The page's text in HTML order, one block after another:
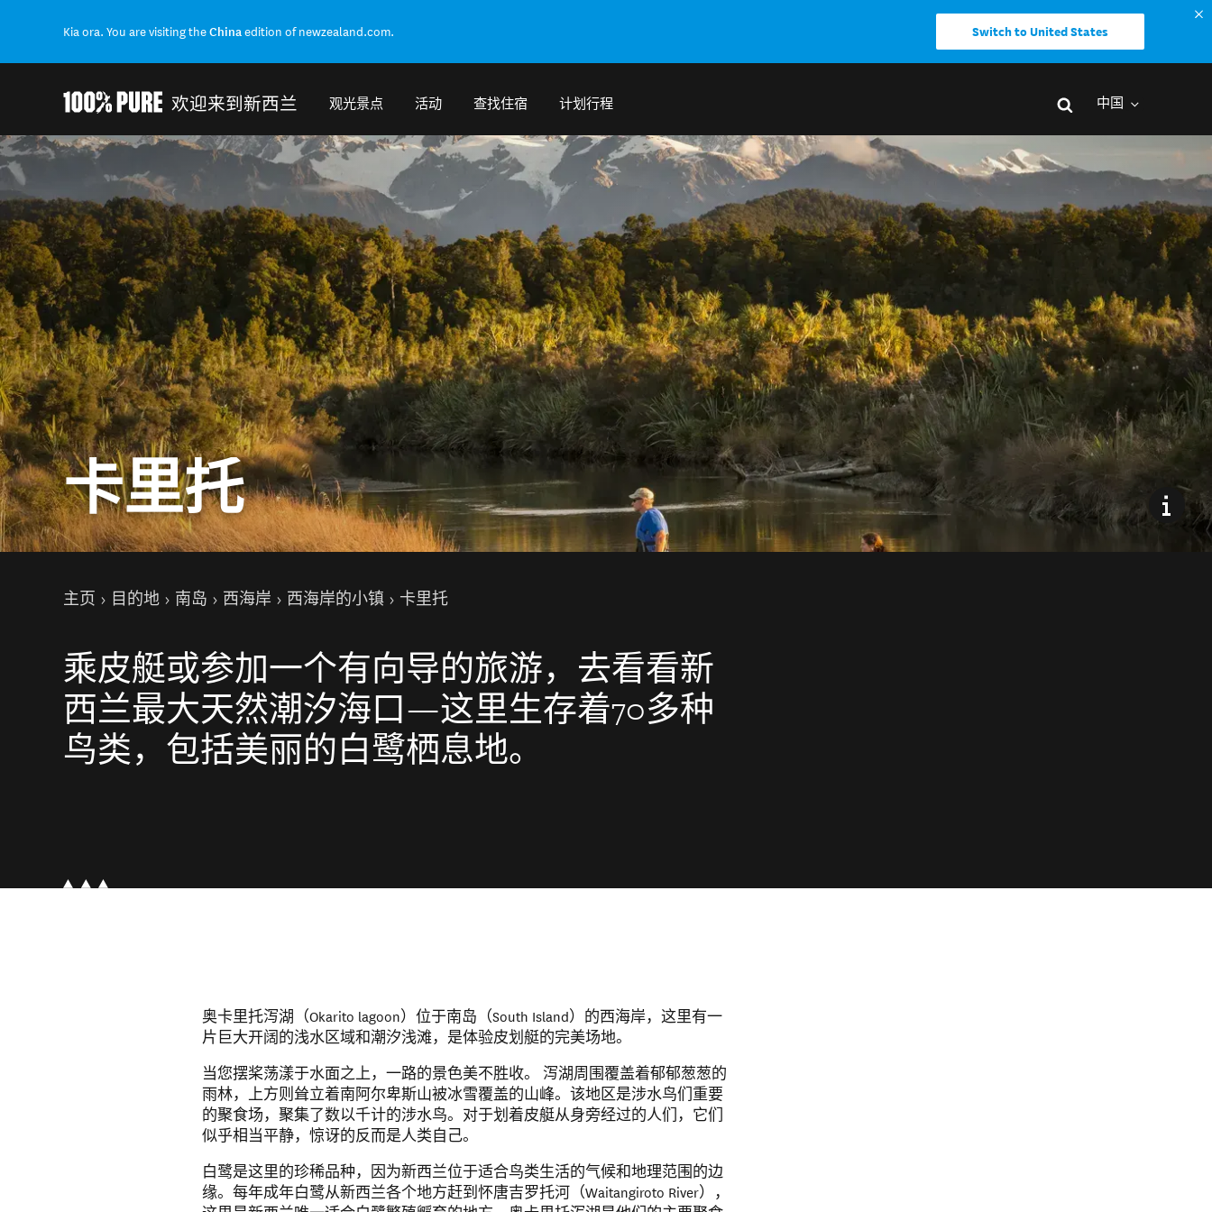
Kia ora. You are visiting theChinaedition of newzealand.com. Switch to United States
欢迎来到新西兰 观光景点 活动 查找住宿 计划行程 中国
Back to my results
卡里托
你的位置
主页 目的地 南岛 西海岸 西海岸的小镇 卡里托
乘皮艇或参加一个有向导的旅游，去看看新
西兰最大天然潮汐海口—这里生存着70多种
鸟类，包括美丽的白鹭栖息地。
奥卡里托泻湖（Okarito lagoon）位于南岛（South Island）的西海岸，这里有一
片巨大开阔的浅水区域和潮汐浅滩，是体验皮划艇的完美场地。
当您摆桨荡漾于水面之上，一路的景色美不胜收。 泻湖周围覆盖着郁郁葱葱的
雨林，上方则耸立着南阿尔卑斯山被冰雪覆盖的山峰。该地区是涉水鸟们重要
的聚食场，聚集了数以千计的涉水鸟。对于划着皮艇从身旁经过的人们，它们
似乎相当平静，惊讶的反而是人类自己。
白鹭是这里的珍稀品种，因为新西兰位于适合鸟类生活的气候和地理范围的边
缘。每年成年白鹭从新西兰各个地方赶到怀唐吉罗托河（Waitangiroto River），